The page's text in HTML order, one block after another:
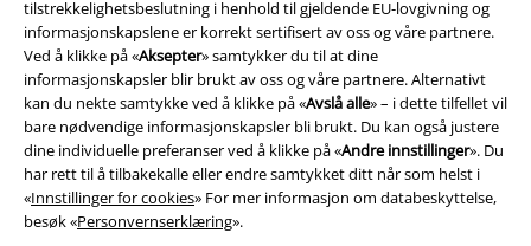
tilstrekkelighetsbeslutning i henhold til gjeldende EU-lovgivning og
informasjonskapslene er korrekt sertifisert av oss og våre partnere.
Ved å klikke på «Aksepter» samtykker du til at dine
informasjonskapsler blir brukt av oss og våre partnere. Alternativt
kan du nekte samtykke ved å klikke på «Avslå alle» – i dette tilfellet vil
bare nødvendige informasjonskapsler bli brukt. Du kan også justere
dine individuelle preferanser ved å klikke på «Andre innstillinger». Du
har rett til å tilbakekalle eller endre samtykket ditt når som helst i
«Innstillinger for cookies» For mer informasjon om databeskyttelse,
besøk «Personvernserklæring».
Vilkår
Impressum
Konfidensialitetserklæring
Avfallshåndtering og miljøbeskyttelse
Samsvarserklæring